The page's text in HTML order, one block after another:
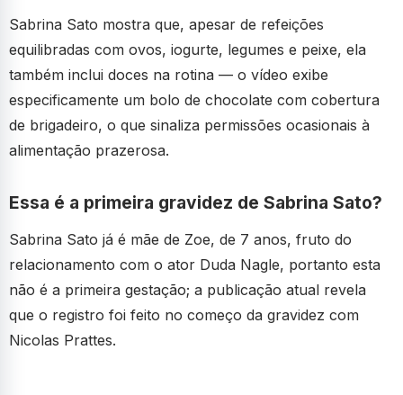
Sabrina Sato mostra que, apesar de refeições
equilibradas com ovos, iogurte, legumes e peixe, ela
também inclui doces na rotina — o vídeo exibe
especificamente um bolo de chocolate com cobertura
de brigadeiro, o que sinaliza permissões ocasionais à
alimentação prazerosa.
Essa é a primeira gravidez de Sabrina Sato?
Sabrina Sato já é mãe de Zoe, de 7 anos, fruto do
relacionamento com o ator Duda Nagle, portanto esta
não é a primeira gestação; a publicação atual revela
que o registro foi feito no começo da gravidez com
Nicolas Prattes.